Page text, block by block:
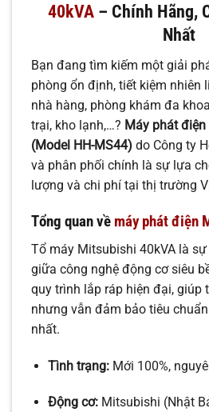
40kVA– Chính Hãng,
Nhất
Bạn đang tìm kiếm một giải
phòng ổn định, tiết kiệm nhiên
nhà hàng, phòng khám đa
trại, kho lạnh,…? Máy phát
(Model HH-MS44) do Công ty
và phân phối chính là sự lựa
lượng và chi phí tại thị trường
Tổng quan về máy phát điện
Tổ máy Mitsubishi 40kVA là
giữa công nghệ động cơ siêu
quy trình lắp ráp hiện đại, giúp
nhưng vẫn đảm bảo tiêu
nhất.
Tình trạng:Mới 100%,
Động cơ:Mitsubishi (Nhật